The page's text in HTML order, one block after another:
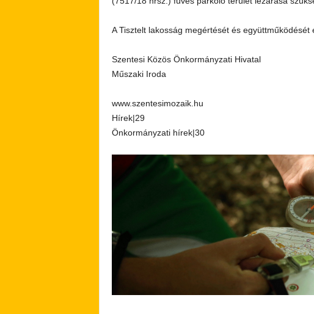
A Tisztelt lakosság megértését és együttműködését
Szentesi Közös Önkormányzati Hivatal
Műszaki Iroda
www.szentesimozaik.hu
Hírek|29
Önkormányzati hírek|30